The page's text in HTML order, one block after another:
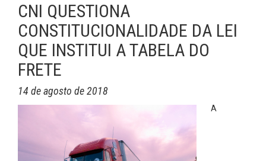
CNI QUESTIONA
CONSTITUCIONALIDADE DA LEI
QUE INSTITUI A TABELA DO
FRETE
14 de agosto de 2018
A